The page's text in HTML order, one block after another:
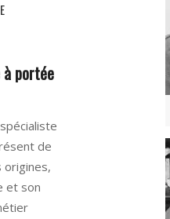
à portée
de
origines,
et son